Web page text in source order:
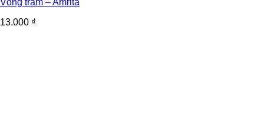
Vòng trầm – Amrita
13.000 ₫